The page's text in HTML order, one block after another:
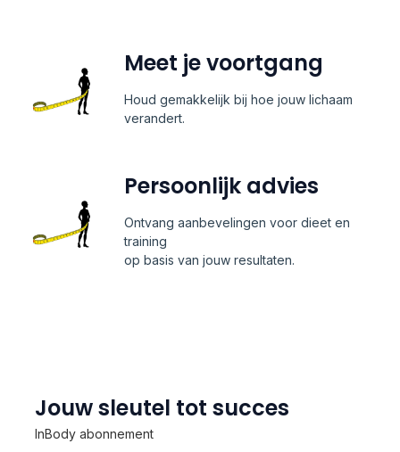
Meet je voortgang
Houd gemakkelijk bij hoe jouw lichaam
verandert.
Persoonlijk advies
Ontvang aanbevelingen voor dieet en
training
op basis van jouw resultaten.
Jouw sleutel tot succes
InBody abonnement